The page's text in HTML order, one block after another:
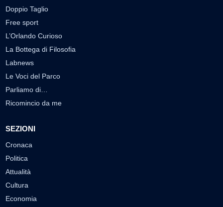
Doppio Taglio
Free sport
L’Orlando Curioso
La Bottega di Filosofia
Labnews
Le Voci del Parco
Parliamo di…
Ricomincio da me
SEZIONI
Cronaca
Politica
Attualità
Cultura
Economia